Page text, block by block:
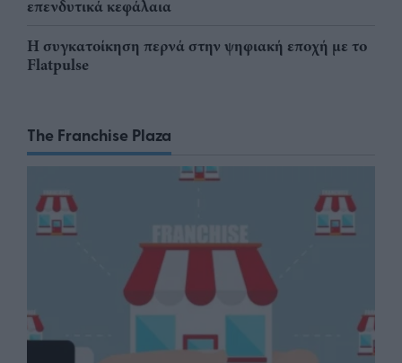
επενδυτικά κεφάλαια
Η συγκατοίκηση περνά στην ψηφιακή εποχή με το
Flatpulse
The Franchise Plaza